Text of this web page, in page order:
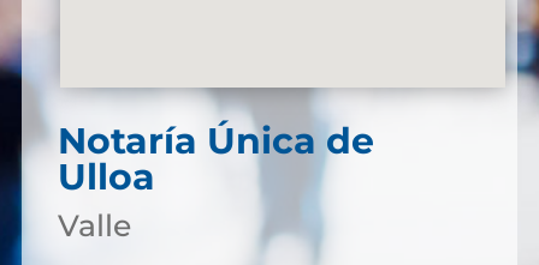
Notaría Única de
Ulloa
Valle